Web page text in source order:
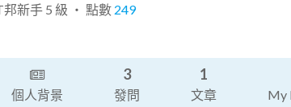
邦新手 5 級 ‧ 點數 249
個人背景
3
發問
1
文章 My